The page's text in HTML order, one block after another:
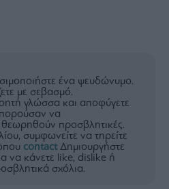
ένα ψευδώνυμο.
με σεβασμό.
γλώσσα και αποφύγετε
να
προσβλητικές.
συμφωνείτε να τηρείτε
contactΔημιουργήστε
να κάνετε like, dislike ή
σχόλια.